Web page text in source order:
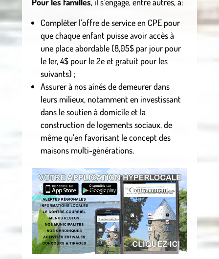
Compléter l’offre de service en CPE pour
que chaque enfant puisse avoir accès à
une place abordable (8,05$ par jour pour
le 1er, 4$ pour le 2e et gratuit pour les
suivants) ;
Assurer à nos aînés de demeurer dans
leurs milieux, notamment en investissant
dans le soutien à domicile et la
construction de logements sociaux, de
même qu’en favorisant le concept des
maisons multi-générations.